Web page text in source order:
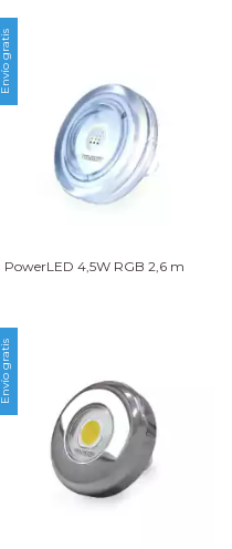
Envío gratis
PowerLED 4,5W RGB 2,6 m
Envío gratis